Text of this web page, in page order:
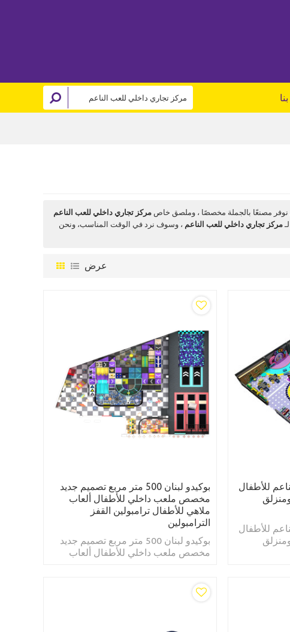
نوفر مصنعًا بالجملة مخصصًا ، وملصق خاصمركز تجاري داخلي للعب الناعم
مركز تجاري داخلي للعب الناعم ، وسوف نرد في الوقت المناسب، ونحن
عرض
للأطفال
للأطفال
بوكيدو لبنان 500 متر مربع تصميم جديد
مخصص ملعب داخلي للأطفال ألعاب
ملاهي للأطفال ترامبولين القفز
الترامبولين
بوكيدو لبنان 500 متر مربع تصميم جديد
مخصص ملعب داخلي للأطفال ألعاب